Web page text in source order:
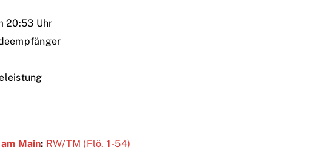
20:53 Uhr
Main: RW/TM (Flö. 1-54)